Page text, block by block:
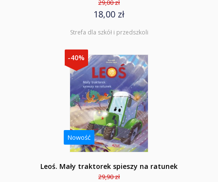
29,00 zł
18,00 zł
Strefa dla szkół i przedszkoli
-40%
Nowość
Leoś. Mały traktorek spieszy na ratunek
29,90 zł